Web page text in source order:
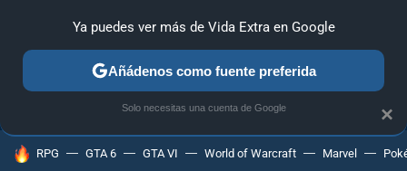
ANÁLISIS GUÍAS Y TRUCOS PC SONY NINTENDO
HOY SE HABLA DE
RPG GTA 6 GTA VI World of Warcraft Marvel
×
Ya puedes ver más de Vida Extra en Google
Añádenos como fuente preferida
Solo necesitas una cuenta de Google